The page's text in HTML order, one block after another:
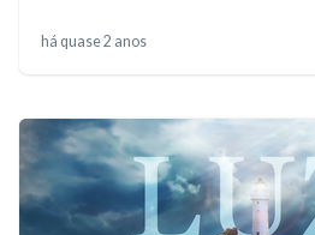
há quase 2 anos